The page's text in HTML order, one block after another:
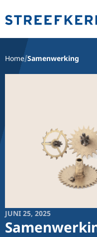
Contact
Home Samenwerking
JUNI 25, 2025